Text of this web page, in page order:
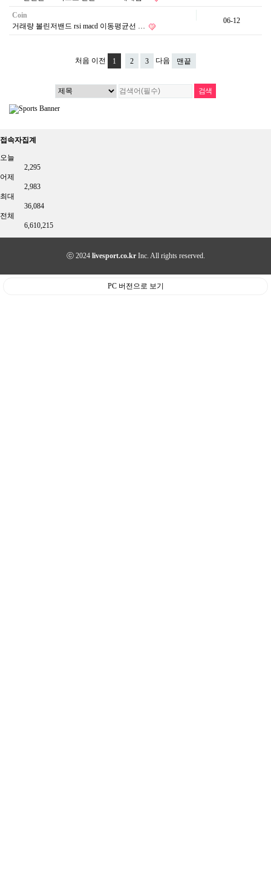
Coin
거래량 볼린저밴드 rsi macd 이동평균선 …
06-12
처음 이전 1 2 3 다음 맨끝
접속자집계
오늘
2,295
어제
2,983
최대
36,084
전체
6,610,215
ⓒ 2024 livesport.co.krInc. All rights reserved.
PC 버전으로 보기